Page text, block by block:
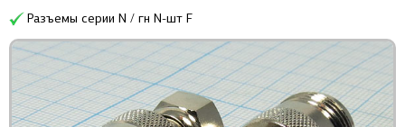
Разъемы серии N / гн N-шт F